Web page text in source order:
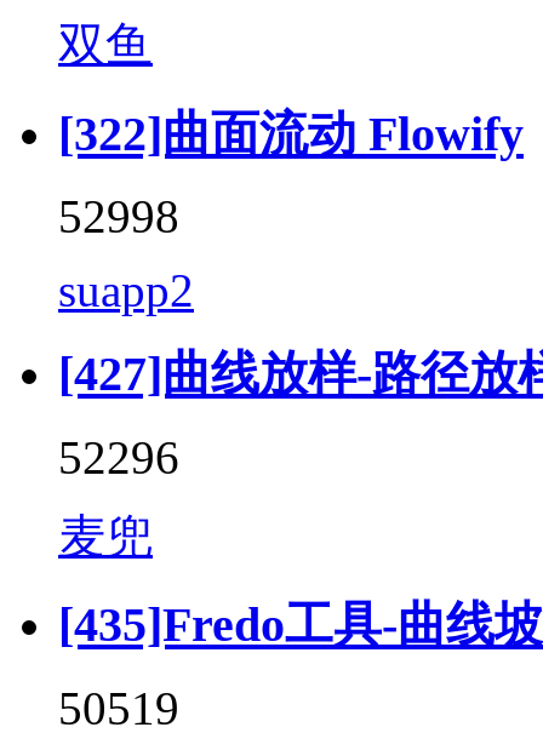
双鱼
[322]曲面流动 Flowify
52998
suapp2
[427]曲线放样-路径放
52296
麦兜
[435]Fredo工具-曲线
50519